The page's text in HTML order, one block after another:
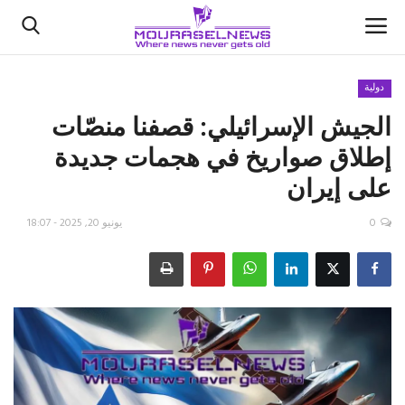
الأخبار
كتّابنا
السعودية
اقتصاد
علوم وتكنولوجيا
فيديو
دولية
الجيش الإسرائيلي: قصفنا منصّات
إطلاق صواريخ في هجمات جديدة
على إيران
يونيو 20, 2025 - 18:07 0